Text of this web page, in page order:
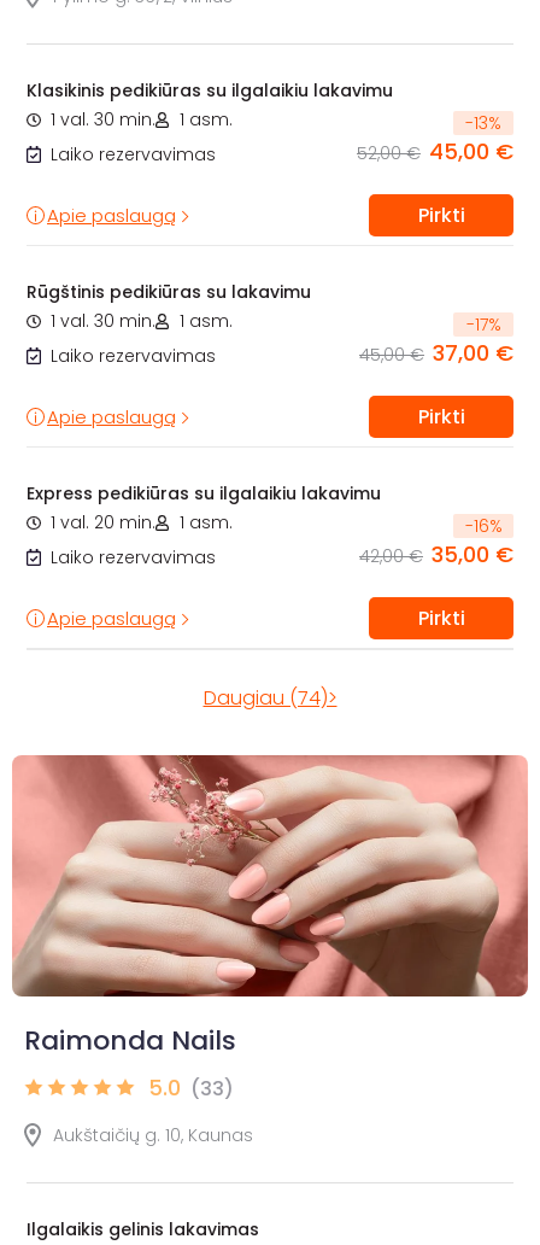
Klasikinis pedikiūras su ilgalaikiu lakavimu
1 val. 30 min.
1 asm.
Laiko rezervavimas
-13%
52,00 € 45,00 €
Apie paslaugą Pirkti
Rūgštinis pedikiūras su lakavimu
1 val. 30 min.
1 asm.
Laiko rezervavimas
-17%
45,00 € 37,00 €
Apie paslaugą Pirkti
Express pedikiūras su ilgalaikiu lakavimu
1 val. 20 min.
1 asm.
Laiko rezervavimas
-16%
42,00 € 35,00 €
Apie paslaugą Pirkti
Daugiau (74)>
Raimonda Nails
5.0 (33)
Aukštaičių g. 10, Kaunas
Ilgalaikis gelinis lakavimas